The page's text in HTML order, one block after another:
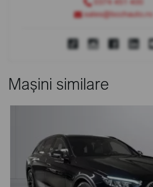
sales@bcchauto.ro
Mașini similare